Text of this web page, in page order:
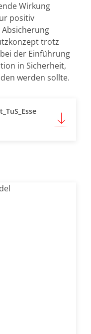
Wirkung
positiv
trotz
der Einführung
in Sicherheit,
werden sollte.